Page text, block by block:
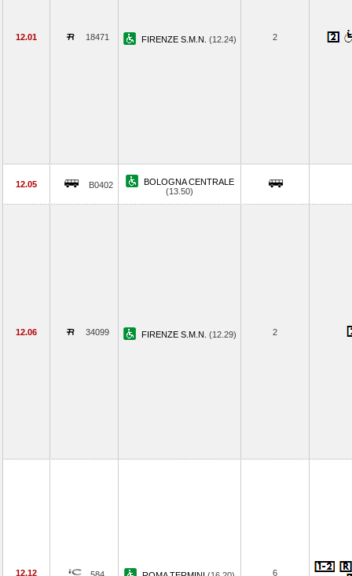
12.01 18471 FIRENZE S.M.N. (12.24) 2
12.05 B0402
BOLOGNA CENTRALE
(13.50)
12.06 34099 FIRENZE S.M.N. (12.29) 2
12.12 6